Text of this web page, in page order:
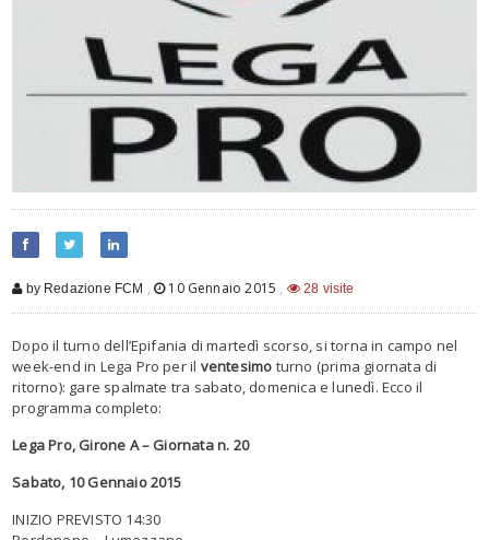
by Redazione FCM , 10 Gennaio 2015 , 28 visite
Dopo il turno dell’Epifania di martedì scorso, si torna in campo nel
week-end in Lega Pro per il ventesimo turno (prima giornata di
ritorno): gare spalmate tra sabato, domenica e lunedì. Ecco il
programma completo:
Lega Pro, Girone A – Giornata n. 20
Sabato, 10 Gennaio 2015
INIZIO PREVISTO 14:30